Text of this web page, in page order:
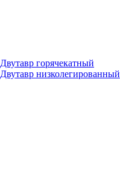
Двутавр горячекатный
Двутавр низколегированный